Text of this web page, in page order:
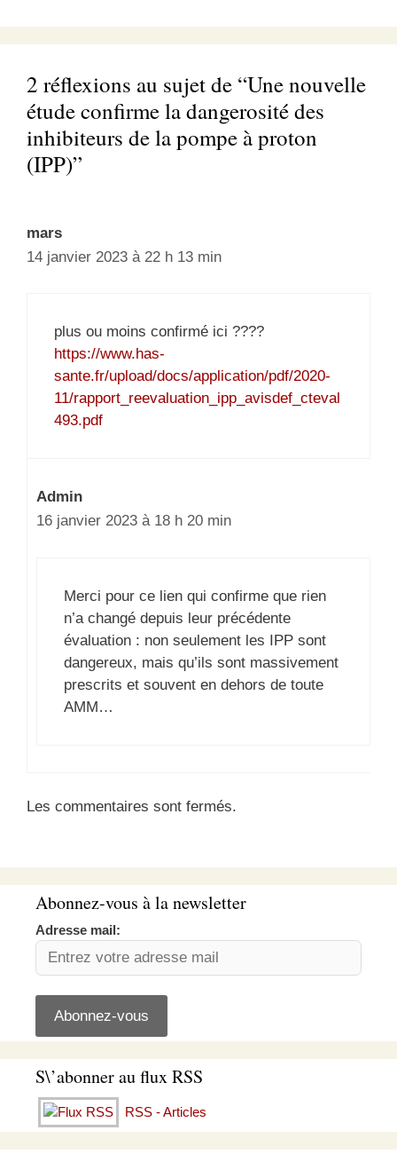
2 réflexions au sujet de “Une nouvelle
étude confirme la dangerosité des
inhibiteurs de la pompe à proton
(IPP)”
mars
14 janvier 2023 à 22 h 13 min
plus ou moins confirmé ici ????
https://www.has-
sante.fr/upload/docs/application/pdf/2020-
11/rapport_reevaluation_ipp_avisdef_cteval
493.pdf
Admin
16 janvier 2023 à 18 h 20 min
Merci pour ce lien qui confirme que rien
n’a changé depuis leur précédente
évaluation : non seulement les IPP sont
dangereux, mais qu’ils sont massivement
prescrits et souvent en dehors de toute
AMM…
Les commentaires sont fermés.
Abonnez-vous à la newsletter
Adresse mail:
S\’abonner au flux RSS
RSS - Articles